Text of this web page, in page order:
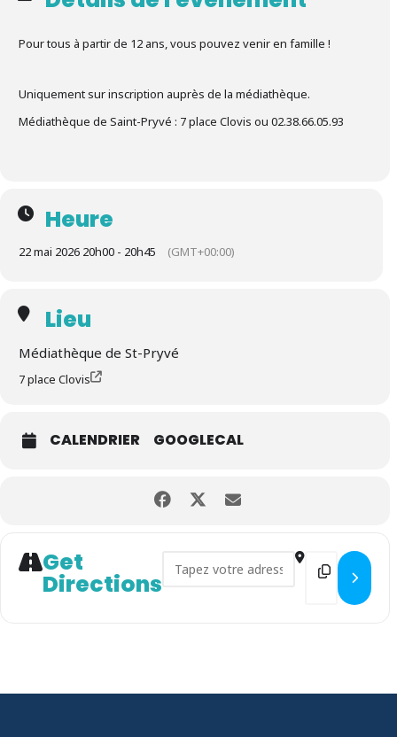
Pour tous à partir de 12 ans, vous pouvez venir en famille !
Uniquement sur inscription auprès de la médiathèque.
Médiathèque de Saint-Pryvé : 7 place Clovis ou 02.38.66.05.93
Heure
22 mai 2026 20h00 - 20h45 (GMT+00:00)
Lieu
Médiathèque de St-Pryvé
7 place Clovis
CALENDRIER GOOGLECAL
Get
Directions
Address - ESCAPE GAME :
Destination